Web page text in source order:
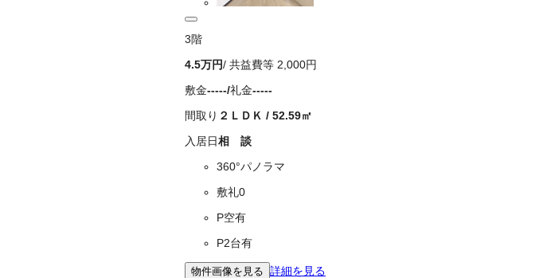
3階
4.5万円/ 共益費等 2,000円
敷金-----/礼金-----
間取り ２ＬＤＫ / 52.59㎡
入居日相 談
360°パノラマ
敷礼0
P空有
P2台有
物件画像を見る 詳細を見る